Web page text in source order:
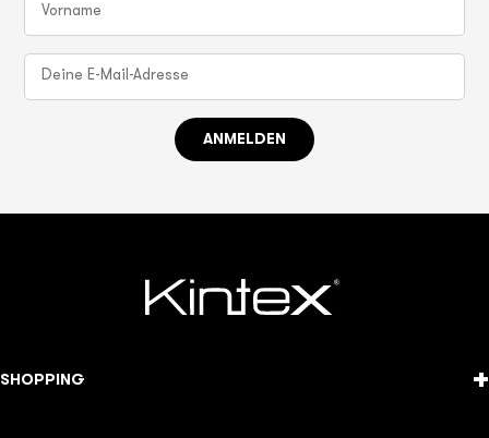
ANMELDEN
SHOPPING +